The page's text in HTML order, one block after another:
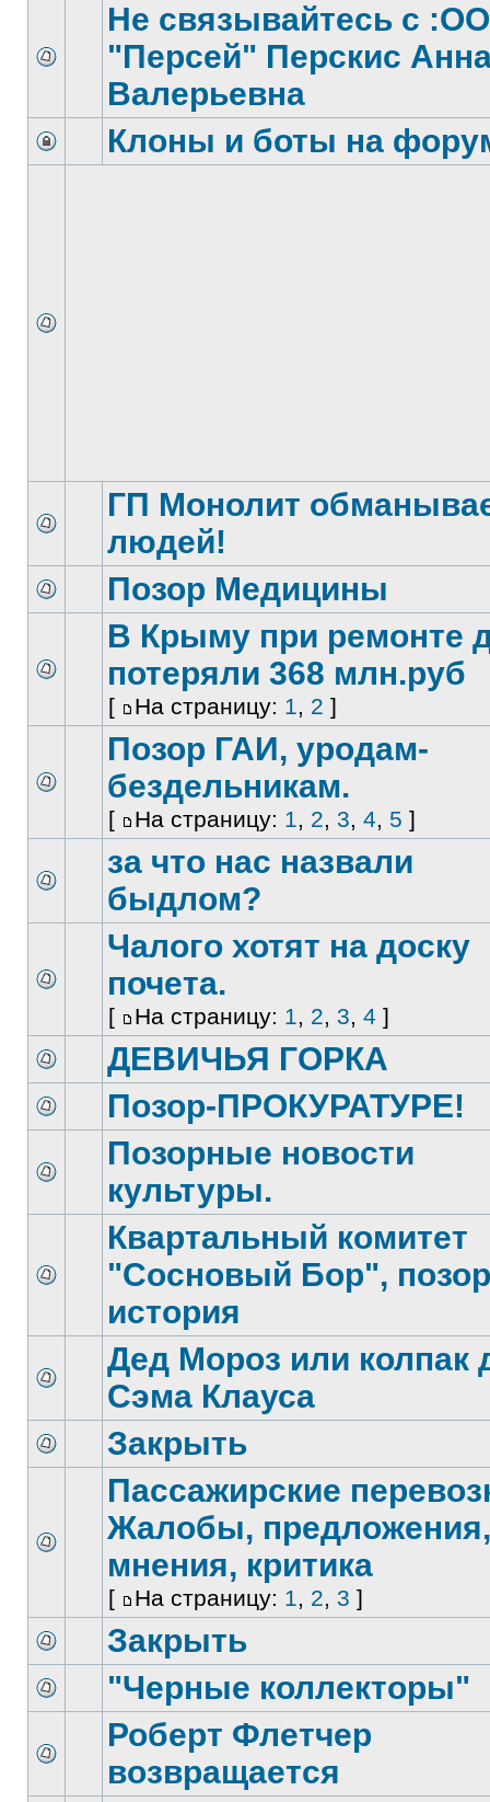
Не связывайтесь с
"Персей" Перскис
Валерьевна
Клоны и боты на
ГП Монолит
людей!
Позор Медицины
В Крыму при ремонте
потеряли 368 млн.руб
[ На страницу: 1, 2 ]
Позор ГАИ, уродам-
бездельникам.
[ На страницу: 1, 2, 3, 4, 5 ]
за что нас назвали
быдлом?
Чалого хотят на доску
почета.
[ На страницу: 1, 2, 3, 4 ]
ДЕВИЧЬЯ ГОРКА
Позор-ПРОКУРАТУРЕ!
Позорные новости
культуры.
Квартальный комитет
"Сосновый Бор",
история
Дед Мороз или колпак
Сэма Клауса
Закрыть
Пассажирские
Жалобы, предложения,
мнения, критика
[ На страницу: 1, 2, 3 ]
Закрыть
"Черные коллекторы"
Роберт Флетчер
возвращается